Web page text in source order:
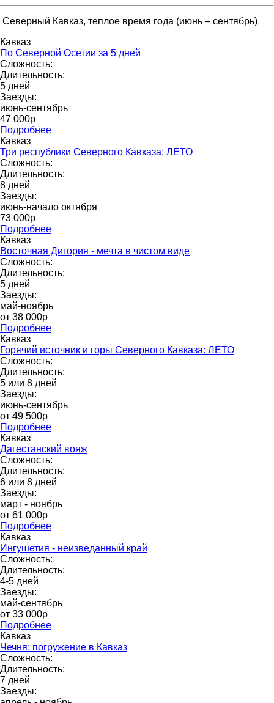
Северный Кавказ, теплое время года (июнь – сентябрь)
Кавказ
По Северной Осетии за 5 дней
Сложность:
Длительность:
5 дней
Заезды:
июнь-сентябрь
47 000р
Подробнее
Кавказ
Три республики Северного Кавказа: ЛЕТО
Сложность:
Длительность:
8 дней
Заезды:
июнь-начало октября
73 000p
Подробнее
Кавказ
Восточная Дигория - мечта в чистом виде
Сложность:
Длительность:
5 дней
Заезды:
май-ноябрь
от 38 000p
Подробнее
Кавказ
Горячий источник и горы Северного Кавказа: ЛЕТО
Сложность:
Длительность:
5 или 8 дней
Заезды:
июнь-сентябрь
от 49 500p
Подробнее
Кавказ
Дагестанский вояж
Сложность:
Длительность:
6 или 8 дней
Заезды:
март - ноябрь
от 61 000p
Подробнее
Кавказ
Ингушетия - неизведанный край
Сложность:
Длительность:
4-5 дней
Заезды:
май-сентябрь
от 33 000р
Подробнее
Кавказ
Чечня: погружение в Кавказ
Сложность:
Длительность:
7 дней
Заезды: